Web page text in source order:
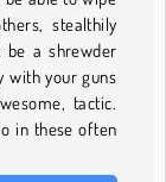
stealthily
a shrewder
with your guns
tactic.
in these often